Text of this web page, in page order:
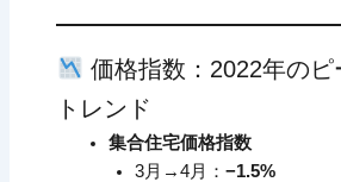
価格指数：2022年のピ
トレンド
集合住宅価格指数
3月→4月：−1.5%